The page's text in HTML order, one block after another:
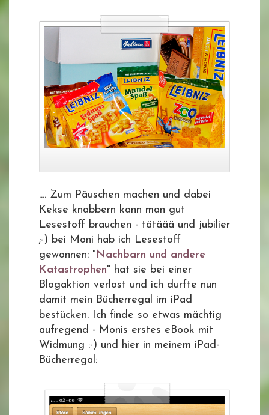
.... Zum Päuschen machen und dabei
Kekse knabbern kann man gut
Lesestoff brauchen - tätäää und jubilier
;-) bei Moni hab ich Lesestoff
gewonnen: " Nachbarn und andere
Katastrophen" hat sie bei einer
Blogaktion verlost und ich durfte nun
damit mein Bücherregal im iPad
bestücken. Ich finde so etwas mächtig
aufregend - Monis erstes eBook mit
Widmung :-) und hier in meinem iPad-
Bücherregal: